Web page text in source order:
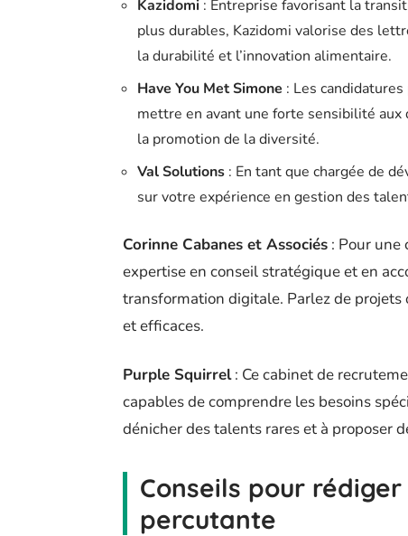
Kazidomi : Entreprise favorisant la
plus durables, Kazidomi valorise des
la durabilité et l’innovation alimentaire.
Have You Met Simone : Les
mettre en avant une forte sensibilité aux
la promotion de la diversité.
Val Solutions : En tant que chargée de
sur votre expérience en gestion des
Corinne Cabanes et Associés : Pour une
expertise en conseil stratégique et en
transformation digitale. Parlez de
et efficaces.
Purple Squirrel: Ce cabinet de
capables de comprendre les besoins
dénicher des talents rares et à proposer
Conseils pour
percutante